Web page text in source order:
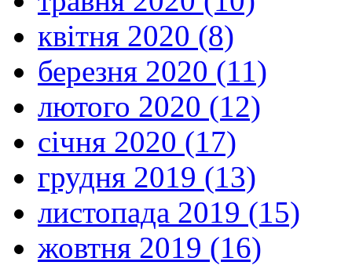
квітня 2020 (8)
березня 2020 (11)
лютого 2020 (12)
січня 2020 (17)
грудня 2019 (13)
листопада 2019 (15)
жовтня 2019 (16)